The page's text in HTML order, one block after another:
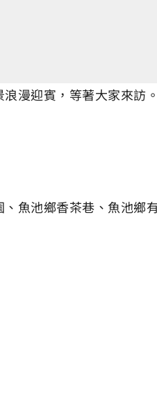
漫迎賓，等著大家來訪
魚池鄉香茶巷、魚池鄉